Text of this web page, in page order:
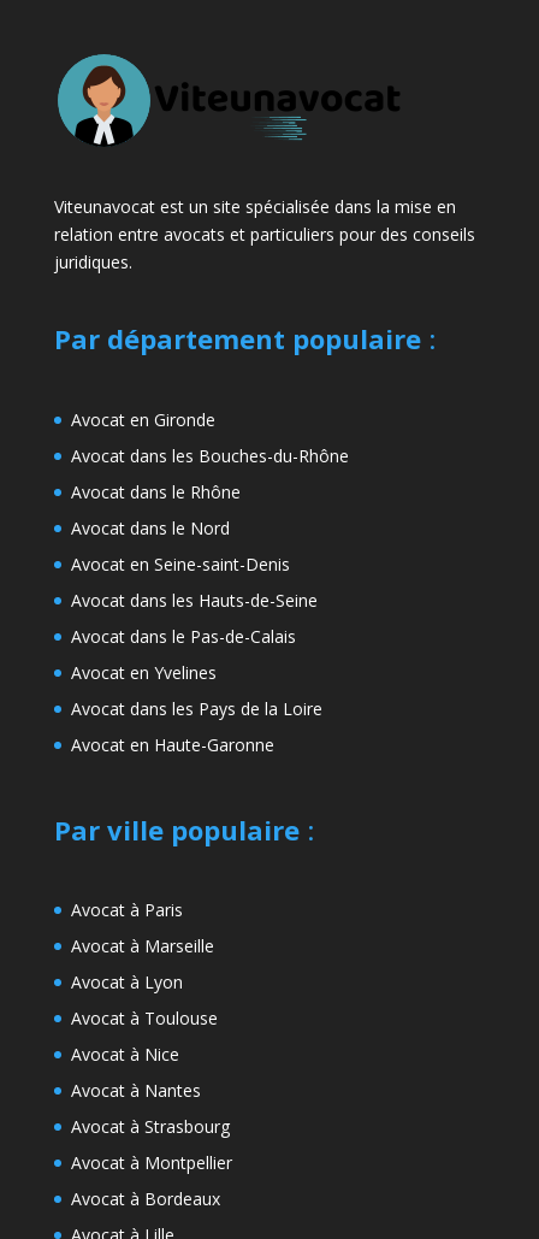
Viteunavocat est un site spécialisée dans la mise en
relation entre avocats et particuliers pour des conseils
juridiques.
Par département populaire:
Avocat en Gironde
Avocat dans les Bouches-du-Rhône
Avocat dans le Rhône
Avocat dans le Nord
Avocat en Seine-saint-Denis
Avocat dans les Hauts-de-Seine
Avocat dans le Pas-de-Calais
Avocat en Yvelines
Avocat dans les Pays de la Loire
Avocat en Haute-Garonne
Par ville populaire:
Avocat à Paris
Avocat à Marseille
Avocat à Lyon
Avocat à Toulouse
Avocat à Nice
Avocat à Nantes
Avocat à Strasbourg
Avocat à Montpellier
Avocat à Bordeaux